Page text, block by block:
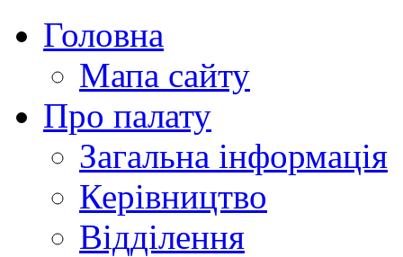
Головна
Мапа сайту
Про палату
Загальна інформація
Керівництво
Відділення